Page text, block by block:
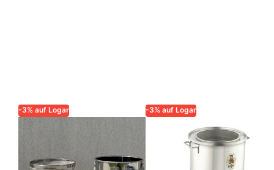
-3% auf Logar
LOGAR – QUALITÄT UND
ZUVERLÄSSIGKEIT FÜR
Logar 35 kg
-3% auf Logar
LOGAR – QUALITÄT UND
ZUVERLÄSSIGKEIT FÜR